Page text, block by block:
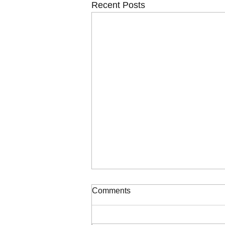
Recent Posts
ΠΙΝΑΚΑΣ ΚΑΤΑΞΗΣ ΣΟΧ
2/2026
Comments